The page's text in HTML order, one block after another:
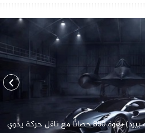
هينيسي تطرح طراز (بلاك بيرد) بقوة 850 حصانًا مع ناقل حركة يدوي